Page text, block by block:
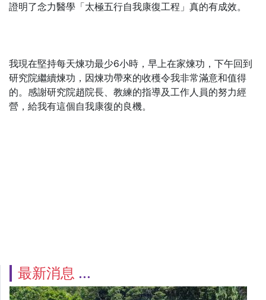
證明了念力醫學「太極五行自我康復工程」真的有成效。
我現在堅持每天煉功最少6小時，早上在家煉功，下午回到
研究院繼續煉功，因煉功帶來的收穫令我非常滿意和值得
的。感謝研究院趙院長、教練的指導及工作人員的努力經
營，給我有這個自我康復的良機。
最新消息